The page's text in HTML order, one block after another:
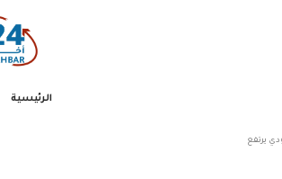
الرئيسية
يرتفع